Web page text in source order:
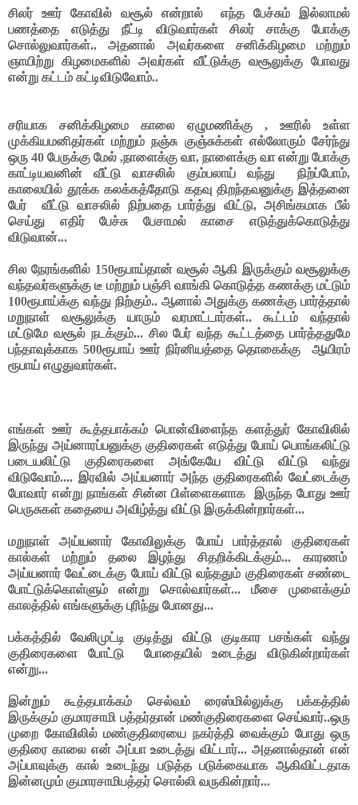
சிலர் ஊர் கோவில் வசூல் என்றால்
எந்த பேச்சும் இல்லாமல்
பணத்தை எடுத்து நீட்டி விடுவார்கள் சிலர் சாக்கு போக்கு
சொல்லுவார்கள்.. அதனால் அவர்களை சனிக்கிழமை மற்றும்
ஞாயிற்று கிழமைகளில் அவர்கள் வீட்டுக்கு வசூலுக்கு போவது
என்று கட்டம் கட்டிவிடுவோம்..
சரியாக சனிக்கிழமை காலை ஏழுமணிக்கு , ஊரில் உள்ள
முக்கியமனிதர்கள் மற்றும் நஞ்சு குஞ்சுக்கள் எல்லோரும் சேர்ந்து
ஒரு 40 பேருக்கு மேல் ,நாளைக்கு வா, நாளைக்கு வா என்று போக்கு
காட்டியவனின் வீட்டு வாசலில் கும்பலாய் வந்து
நிற்ப்போம்,
காலையில் தூக்க கலக்கத்தோடு கதவு திறந்தவனுக்கு இத்தனை
பேர்
வீட்டு வாசலில் நிற்பதை பார்த்து விட்டு, அசிங்கமாக பீல்
செய்து எதிர் பேச்சு பேசாமல் காசை எடுத்துக்கொடுத்து
விடுவான்...
சில நேரங்களில் 150ரூபாய்தான் வசூல் ஆகி இருக்கும் வசூலுக்கு
வந்தவர்களுக்கு டீ மற்றும் பஞ்சி வாங்கி கொடுத்த கணக்கு மட்டும்
100ரூபாய்க்கு வந்து நிற்கும்.. ஆனால் அதுக்கு கணக்கு பார்த்தால்
மறுநாள் வசூலுக்கு யாரும் வரமாட்டார்கள்.. கூட்டம் வந்தால்
மட்டுமே வசூல் நடக்கும்... சில பேர் வந்த கூட்டத்தை பார்த்ததுமே
பந்தாவுக்காக 500ரூபாய் ஊர் நிர்னியத்தை தொகைக்கு
ஆயிரம்
ரூபாய் எழுதுவார்கள்.
எங்கள் ஊர் கூத்தபாக்கம் பொன்விளைந்த களத்துர் கோவிலில்
இருந்து அய்னாரப்பனுக்கு குதிரைகள் எடுத்து போய் பொங்கலிட்டு
படையலிட்டு குதிரைகளை அங்கேயே விட்டு விட்டு வந்து
விடுவோம்.... இரவில் அய்யனார் அந்த குதிரைகளில் வேட்டைக்கு
போவார் என்று நாங்கள் சின்ன பிள்ளைகளாக
இருந்த போது ஊர்
பெருசுகள் கதையை அவிழ்த்து விட்டு இருக்கின்றார்கள்...
மறுநாள் அய்யனார் கோவிலுக்கு போய் பார்த்தால் குதிரைகள்
கால்கள் மற்றும் தலை இழந்து சிதறிக்கிடக்கும்... காரணம்
அய்யனார் வேட்டைக்கு போய் விட்டு வந்ததும் குதிரைகள் சண்டை
போட்டுக்கொள்ளும் என்று சொல்வார்கள்... மீசை முளைக்கும்
காலத்தில் எங்களுக்கு புரிந்து போனது...
பக்கத்தில் வேலிமுட்டி குடித்து விட்டு குடிகார பசங்கள் வந்து
குதிரைகளை போட்டு
போதையில் உடைத்து விடுகின்றார்கள்
என்று...
இன்றும் கூத்தபாக்கம் செல்வம் ரைஸ்மில்லுக்கு பக்கத்தில்
இருக்கும் குமாரசாமி பத்தர்தான் மண்குதிரைகளை செய்வார்..ஒரு
முறை கோவிலில் மண்குதிரையை நகர்த்தி வைக்கும் போது ஒரு
குதிரை காலை என் அப்பா உடைத்து விட்டார்... அதனால்தான் என்
அப்பாவுக்கு கால் உடைந்து படுத்த படுக்கையாக ஆகிவிட்டதாக
இன்னமும் குமாரசாமிபத்தர் சொல்லி வருகின்றார்...